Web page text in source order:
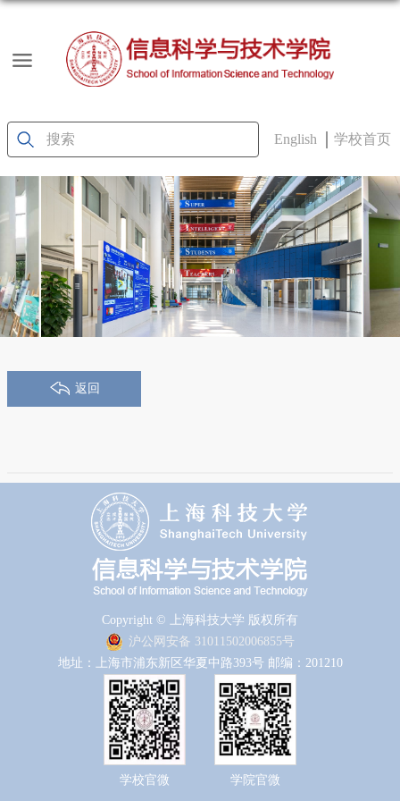
English 学校首页
返回
Copyright © 上海科技大学 版权所有
沪公网安备 31011502006855号
地址：上海市浦东新区华夏中路393号 邮编：201210
学校官微 学院官微